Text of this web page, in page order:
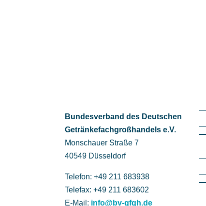
Bundesverband des Deutschen
Getränke­fach­großhandels e.V.
Monschauer Straße 7
40549 Düsseldorf
Telefon: +49 211 683938
Telefax: +49 211 683602
E-Mail: info@bv-gfgh.de